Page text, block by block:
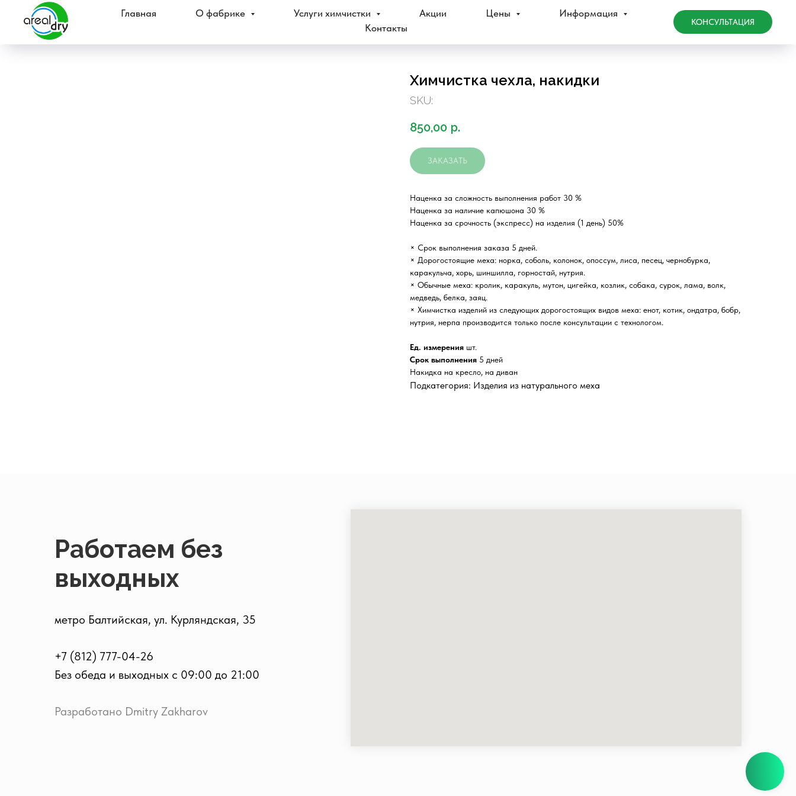
Главная О фабрике Услуги химчистки Акции Цены
Информация
Контакты
КОНСУЛЬТАЦИЯ
Химчистка чехла, накидки
SKU:
850,00 р.
ЗАКАЗАТЬ
Наценка за сложность выполнения работ 30 %
Наценка за наличие капюшона 30 %
Наценка за срочность (экспресс) на изделия (1 день) 50%
× Срок выполнения заказа 5 дней.
× Дорогостоящие меха: норка, соболь, колонок, опоссум, лиса, песец, чернобурка,
каракульча, хорь, шиншилла, горностай, нутрия.
× Обычные меха: кролик, каракуль, мутон, цигейка, козлик, собака, сурок, лама, волк,
медведь, белка, заяц.
× Химчистка изделий из следующих дорогостоящих видов меха: енот, котик, ондатра, бобр,
нутрия, нерпа производится только после консультации с технологом.
Ед. измерения шт.
Срок выполнения 5 дней
Накидка на кресло, на диван
Подкатегория: Изделия из натурального меха
Работаем без
выходных
метро Балтийская, ул. Курляндская, 35
+7 (812) 777-04-26
Без обеда и выходных с 09:00 до 21:00
Разработано Dmitry Zakharov